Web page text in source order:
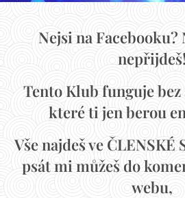
Nejsi na Facebooku?
nepřijdeš!
Tento Klub funguje
které ti jen berou
Vše najdeš ve ČLENSKÉ
psát mi můžeš do
webu,